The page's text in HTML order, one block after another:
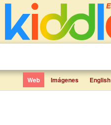
Web Imágenes English